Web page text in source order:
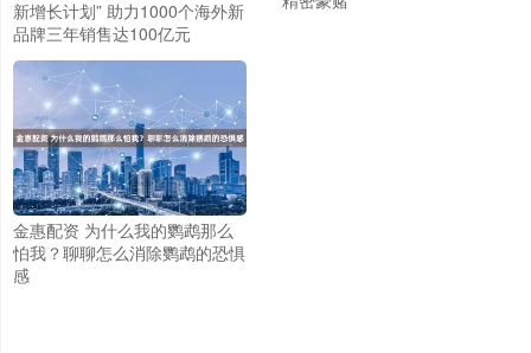
新增长计划” 助力1000个海外新
品牌三年销售达100亿元
金惠配资 为什么我的鹦鹉那么
怕我？聊聊怎么消除鹦鹉的恐惧
感